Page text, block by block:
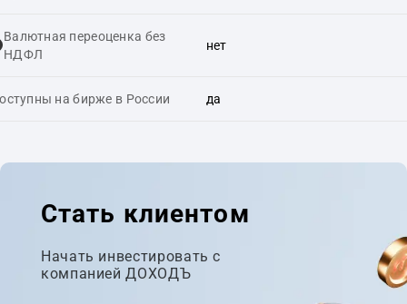
Валютная переоценка без
НДФЛ
нет
на бирже в России да
Стать клиентом
Начать инвестировать с
компанией ДОХОДЪ